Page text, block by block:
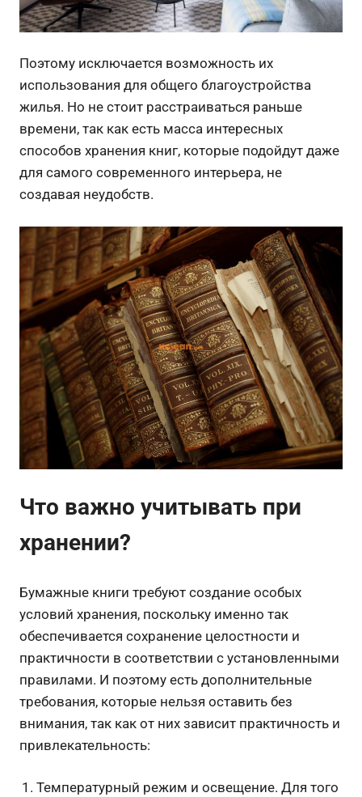
Поэтому исключается возможность их
использования для общего благоустройства
жилья. Но не стоит расстраиваться раньше
времени, так как есть масса интересных
способов хранения книг, которые подойдут даже
для самого современного интерьера, не
создавая неудобств.
Что важно учитывать при
хранении?
Бумажные книги требуют создание особых
условий хранения, поскольку именно так
обеспечивается сохранение целостности и
практичности в соответствии с установленными
правилами. И поэтому есть дополнительные
требования, которые нельзя оставить без
внимания, так как от них зависит практичность и
привлекательность:
Температурный режим и освещение. Для того